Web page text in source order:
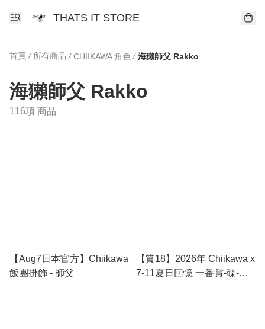
THATS IT STORE
首頁 / 所有商品 / CHIIKAWA 角色 / 海獺師父 Rakko
海獺師父 Rakko
116項 商品
【Aug7日本官方】Chiikawa
飯團掛飾 - 師父
【賞18】2026年 Chiikawa x
7-11夏日回憶 一番賞-碟-小